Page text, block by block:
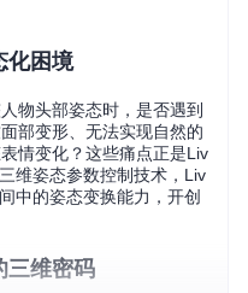
化困境
物头部姿态时，是否遇到
部变形、无法实现自然的
情变化？这些痛点正是Liv
维姿态参数控制技术，Liv
中的姿态变换能力，开创
三维密码